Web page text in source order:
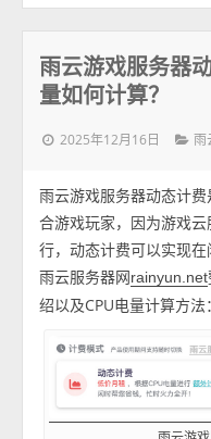
雨云游戏服务器
量如何计算？
2025年12月16日 雨
雨云游戏服务器动态计
合游戏玩家，因为游戏
行，动态计费可以实现在
雨云服务器网rainyun.net
绍以及CPU电量计算方法：